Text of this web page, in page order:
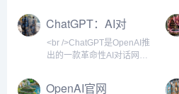
可辅助写作、头脑风暴；
上传自己的模型、下载他人
的成果，并通过
Transformers库轻松调用各
<br />Hugging F
官方网站提供了AI对话助
手、API接口及开源模型下
载等服务。作为国内领先的
AI技术平台，DeepSeek以
ChatGPT：AI对
话助手
<br />ChatGPT是OpenAI推
出的一款革命性AI对话网
型构建，能够以自然语言与
OpenAI官网